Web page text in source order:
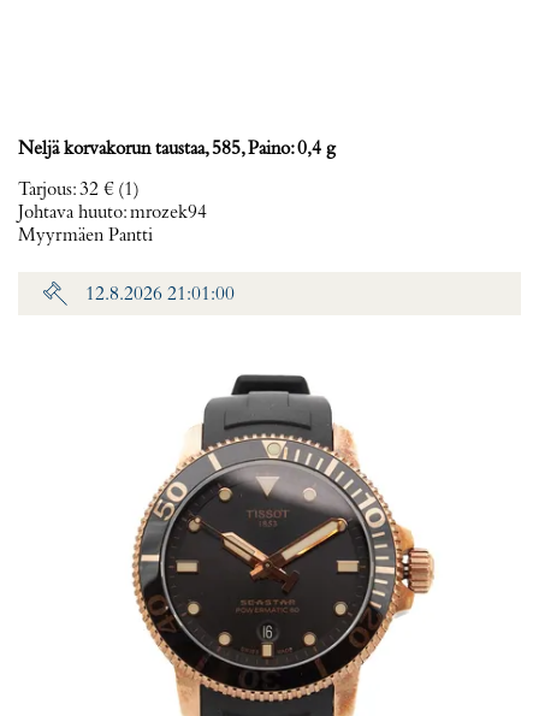
Neljä korvakorun taustaa, 585, Paino: 0,4 g
Tarjous:32 € (1)
Johtava huuto:mrozek94
Myyrmäen Pantti
12.8.2026 21:01:00